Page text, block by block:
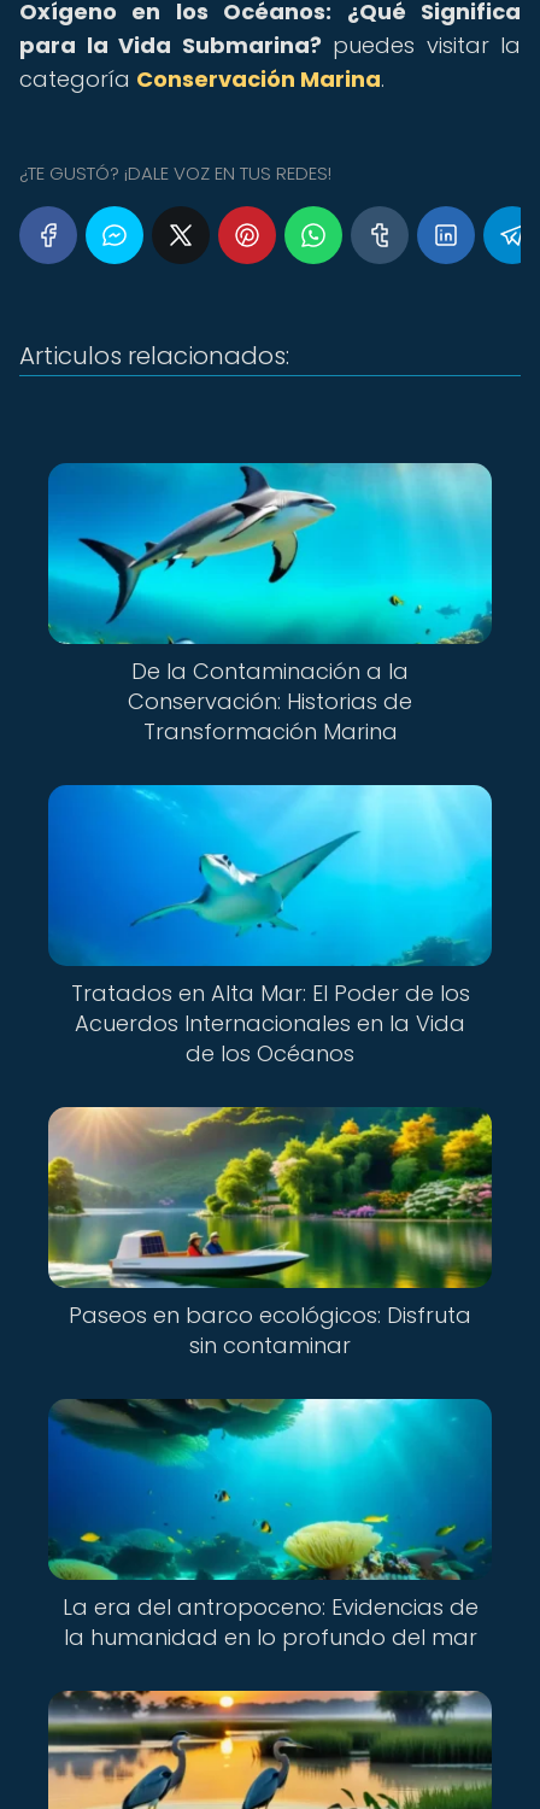
Oxígeno en los Océanos: ¿Qué Significa
para la Vida Submarina? puedes visitar la
categoría Conservación Marina.
¿TE GUSTÓ? ¡DALE VOZ EN TUS REDES!
Articulos relacionados:
De la Contaminación a la
Conservación: Historias de
Transformación Marina
Tratados en Alta Mar: El Poder de los
Acuerdos Internacionales en la Vida
de los Océanos
Paseos en barco ecológicos: Disfruta
sin contaminar
La era del antropoceno: Evidencias de
la humanidad en lo profundo del mar